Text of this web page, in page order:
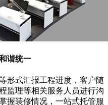
谐统一
形式汇报工程进度，客户随
监理等相关服务人员进行沟
握装修情况，一站式托管服